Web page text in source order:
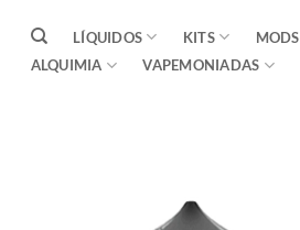
LÍQUIDOS KITS MODS
ALQUIMIA
VAPEMONIADAS